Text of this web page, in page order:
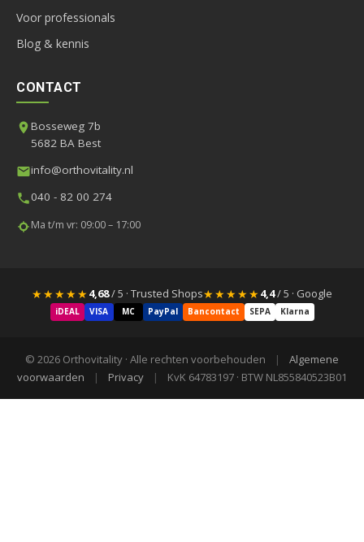
Voor professionals
Blog & kennis
CONTACT
Bosseweg 7b
5682 BA Best
info@orthovitality.nl
040 - 82 00 274
Ma t/m vr: 09:00 – 17:00
★★★★★4,68/ 5 · Trusted Shops★★★★★4,4/ 5 · Google
iDEAL VISA MC PayPal Bancontact SEPA Klarna
© 2026 Orthovitality · Alle rechten voorbehouden |
Algemene
voorwaarden
| Privacy | KvK 64783197 · BTW NL855840523B01